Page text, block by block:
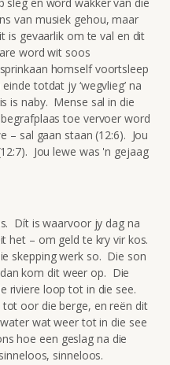
sleg en word wakker van die
van musiek gehou, maar
is gevaarlik om te val en dit
word wit soos
homself voortsleep
totdat jy ‘wegvlieg’ na
is naby. Mense sal in die
toe vervoer word
– sal gaan staan (12:6). Jou
Jou lewe was 'n gejaag
Dít is waarvoor jy dag na
het – om geld te kry vir kos.
skepping werk so. Die son
kom dit weer op. Die
riviere loop tot in die see.
oor die berge, en reën dit
wat weer tot in die see
hoe een geslag na die
sinneloos.